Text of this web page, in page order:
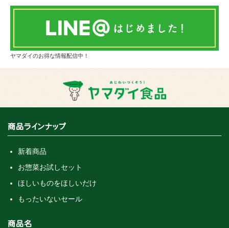
ヤマダイのお得な情報配信中！
商品ラインナップ
新着商品
お惣菜お試しセット
ほしいものをほしいだけ
もったいないセール
商品名